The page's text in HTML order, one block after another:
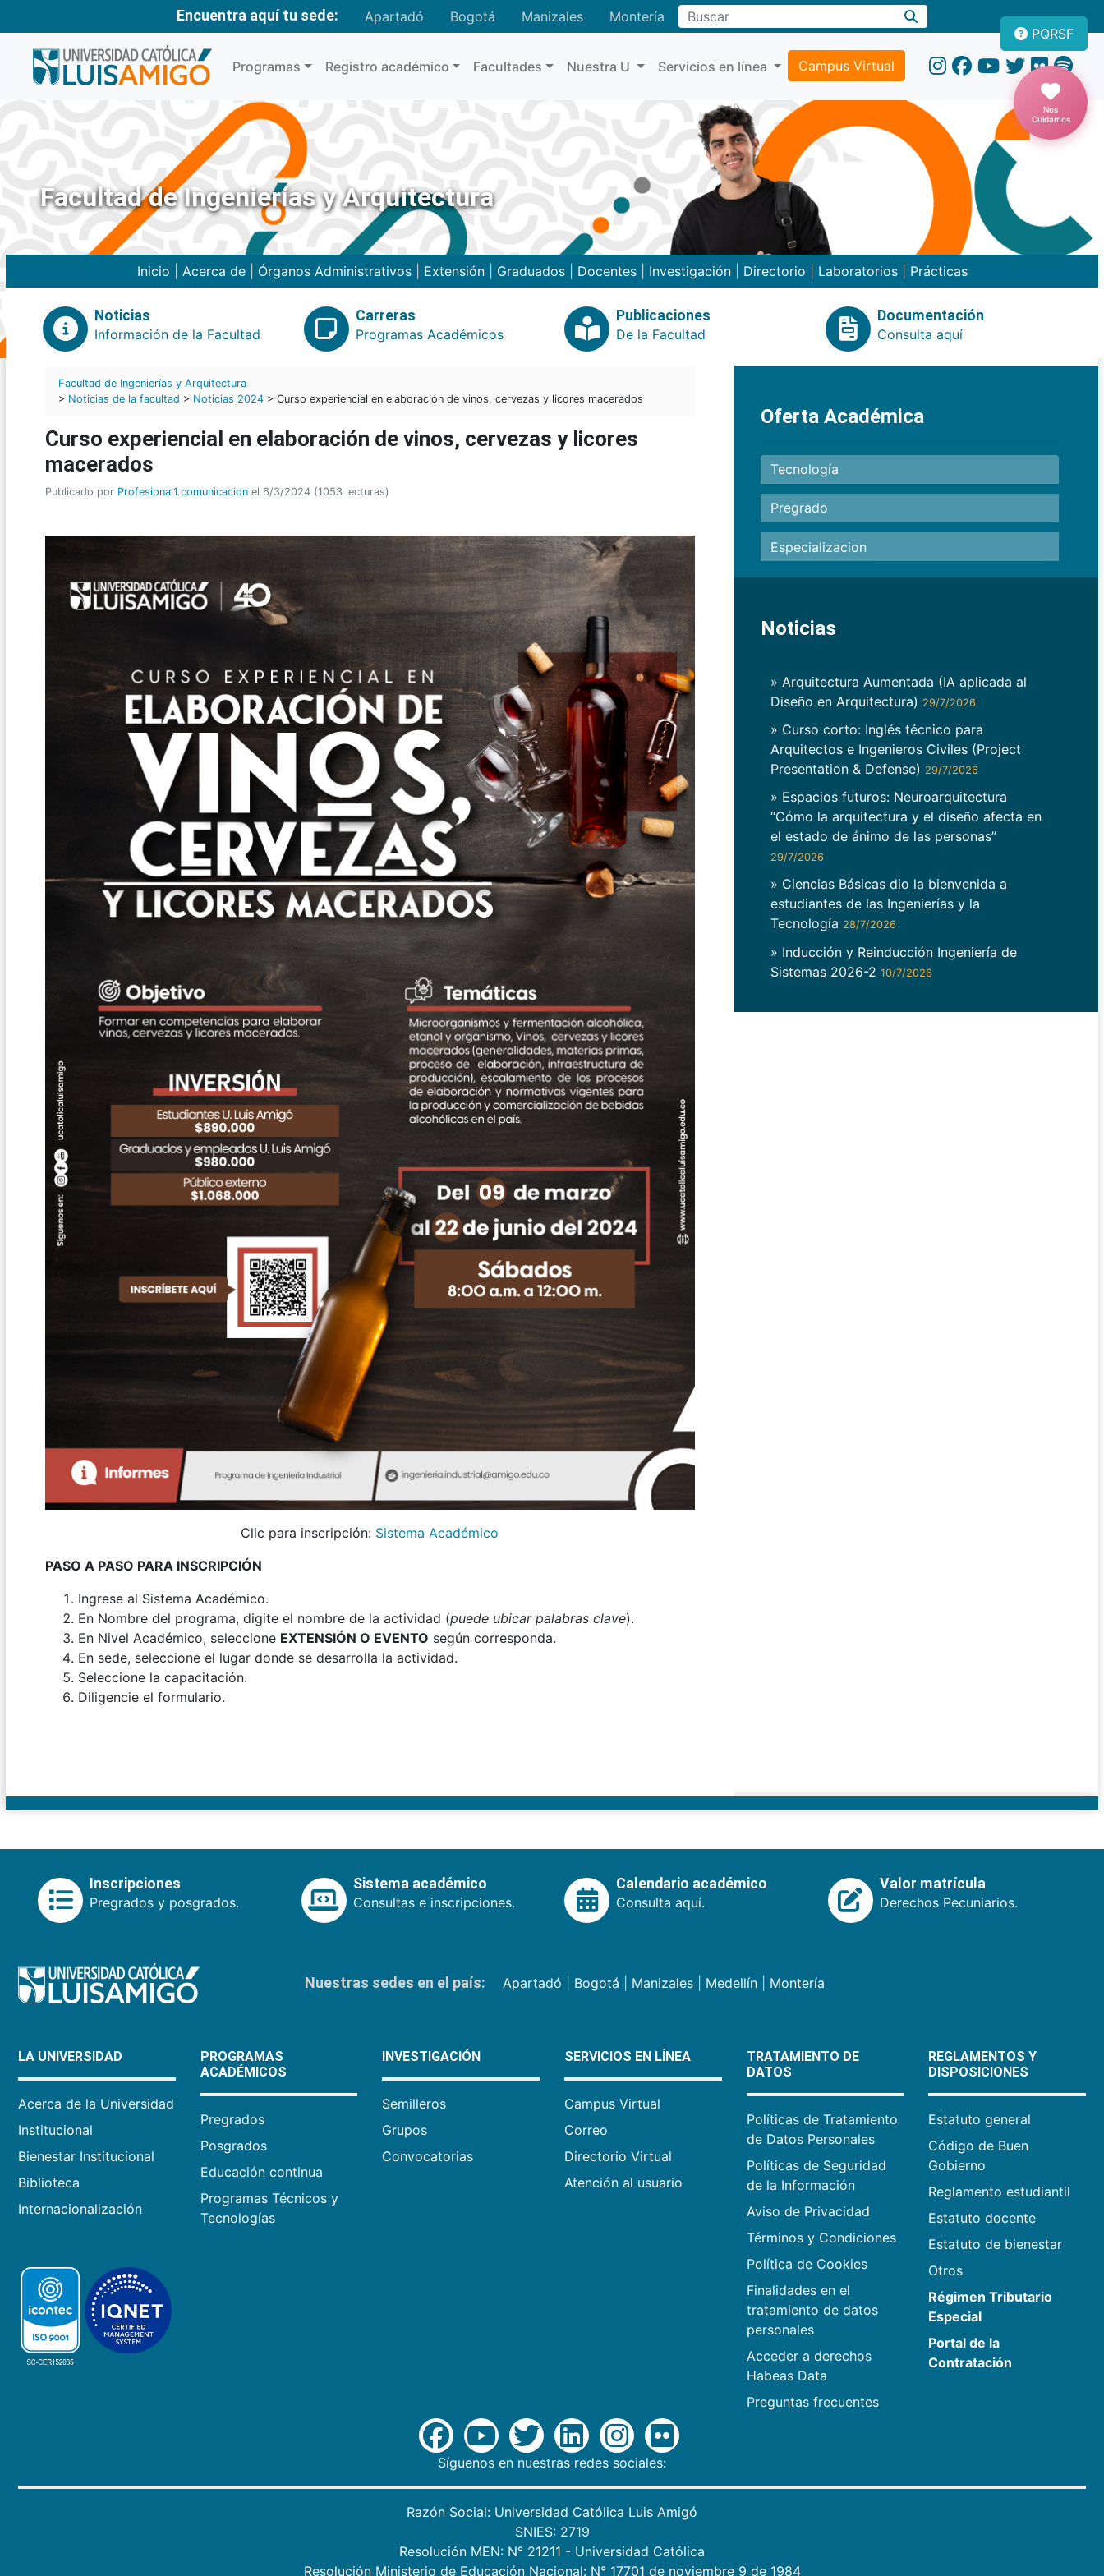
Encuentra aquí tu sede: Apartadó Bogotá Manizales MonteríaBuscar
Programas Registro académico Facultades Nuestra U Servicios en línea Campus Virtual
PQRSF
Nos
Cuidamos
Facultad de Ingenierías y Arquitectura
Inicio Acerca de| Órganos Administrativos| Extensión| Graduados| Docentes| Investigación| Directorio Laboratorios| Prácticas
Noticias
Información de la Facultad
Carreras
Programas Académicos
Publicaciones
De la Facultad
Documentación
Consulta aquí
Facultad de Ingenierías y Arquitectura
> Noticias de la facultad > Noticias 2024 > Curso experiencial en elaboración de vinos, cervezas y licores macerados
Curso experiencial en elaboración de vinos, cervezas y licores
macerados
Publicado por Profesional1.comunicacion el 6/3/2024 (1053 lecturas)
Clic para inscripción: Sistema Académico
PASO A PASO PARA INSCRIPCIÓN
Ingrese al Sistema Académico.
En Nombre del programa, digite el nombre de la actividad (puede ubicar palabras clave).
En Nivel Académico, seleccione EXTENSIÓN O EVENTO según corresponda.
En sede, seleccione el lugar donde se desarrolla la actividad.
Seleccione la capacitación.
Diligencie el formulario.
Oferta Académica
Tecnología
Pregrado
Especializacion
Noticias
» Arquitectura Aumentada (IA aplicada al
Diseño en Arquitectura) 29/7/2026
» Curso corto: Inglés técnico para
Arquitectos e Ingenieros Civiles (Project
Presentation & Defense) 29/7/2026
» Espacios futuros: Neuroarquitectura
“Cómo la arquitectura y el diseño afecta en
el estado de ánimo de las personas”
29/7/2026
» Ciencias Básicas dio la bienvenida a
estudiantes de las Ingenierías y la
Tecnología 28/7/2026
» Inducción y Reinducción Ingeniería de
Sistemas 2026-2 10/7/2026
Inscripciones
Pregrados y posgrados.
Sistema académico
Consultas e inscripciones.
Calendario académico
Consulta aquí.
Valor matrícula
Derechos Pecuniarios.
Nuestras sedes en el país: Apartadó Bogotá Manizales| Medellín| Montería
LA UNIVERSIDAD
Acerca de la Universidad
Institucional
Bienestar Institucional
Biblioteca
Internacionalización
PROGRAMAS
ACADÉMICOS
Pregrados
Posgrados
Educación continua
Programas Técnicos y
Tecnologías
INVESTIGACIÓN
Semilleros
Grupos
Convocatorias
SERVICIOS EN LÍNEA
Campus Virtual
Correo
Directorio Virtual
Atención al usuario
TRATAMIENTO DE
DATOS
Políticas de Tratamiento
de Datos Personales
Políticas de Seguridad
de la Información
Aviso de Privacidad
Términos y Condiciones
Política de Cookies
Finalidades en el
tratamiento de datos
personales
Acceder a derechos
Habeas Data
Preguntas frecuentes
REGLAMENTOS Y
DISPOSICIONES
Estatuto general
Código de Buen
Gobierno
Reglamento estudiantil
Estatuto docente
Estatuto de bienestar
Otros
Régimen Tributario
Especial
Portal de la
Contratación
Síguenos en nuestras redes sociales:
Razón Social: Universidad Católica Luis Amigó
SNIES: 2719
Resolución MEN: N° 21211 - Universidad Católica
Resolución Ministerio de Educación Nacional: N° 17701 de noviembre 9 de 1984